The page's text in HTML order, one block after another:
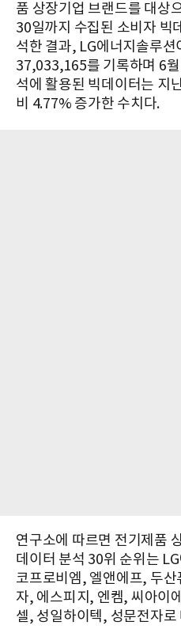
품 상장기업 브랜드를 대상
30일까지 수집된 소비자
석한 결과, LG에너지솔루션
37,033,165를 기록하며 6
석에 활용된 빅데이터는 지
비 4.77% 증가한 수치다.
연구소에 따르면 전기제품
데이터 분석 30위 순위는
코프로비엠, 엘앤에프, 두
자, 에스피지, 엔켐, 씨아이
셀, 성일하이텍, 성문전자로